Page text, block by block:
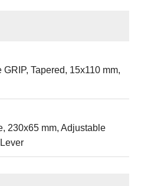
Tapered, 15x110 mm,
230x65 mm, Adjustable